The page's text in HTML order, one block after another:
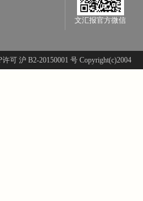
文汇报官方微信
可 沪 B2-20150001 号 Copyright(c)2004